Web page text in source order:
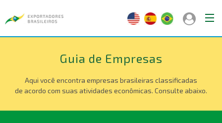
Guia de Empresas
Aqui você encontra empresas brasileiras classificadas
de acordo com suas atividades econômicas. Consulte abaixo.